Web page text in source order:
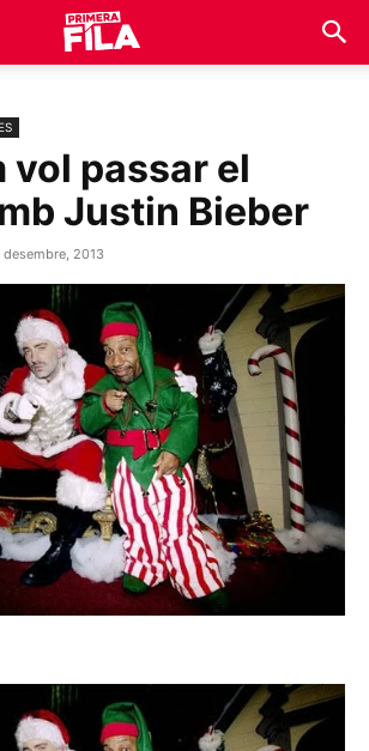
vol passar el
Justin Bieber
desembre, 2013